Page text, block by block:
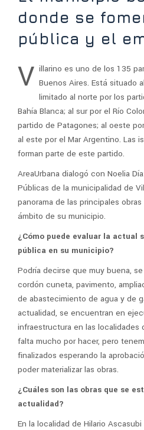
donde se
pública y el
V illarino es uno de los 135
Buenos Aires. Está situado
limitado al norte por los
Bahía Blanca; al sur por el Río
partido de Patagones; al oeste
al este por el Mar Argentino. Las
forman parte de este partido.
AreaUrbana dialogó con Noelia
Públicas de la municipalidad de
panorama de las principales
ámbito de su municipio.
¿Cómo puede evaluar la actual
pública en su municipio?
Podría decirse que muy buena,
cordón cuneta, pavimento,
de abastecimiento de agua y de
actualidad, se encuentran en
infraestructura en las localidades
falta mucho por hacer, pero
finalizados esperando la
poder materializar las obras.
¿Cuáles son las obras que se
actualidad?
En la localidad de Hilario